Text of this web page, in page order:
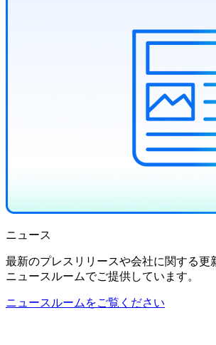
ニュース
最新のプレスリリースや会社に関する更
ニュースルームでご提供しています。
ニュースルームをご覧ください